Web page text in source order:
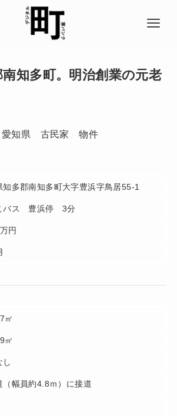
知多町。明治創業の元老
知多郡南知多町大字豊浜字鳥居55-1
バス 豊浜停 3分
円
㎡
㎡
し
（幅員約4.8ｍ）に接道